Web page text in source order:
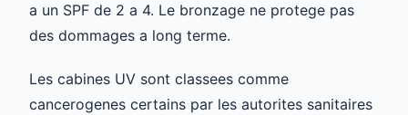
a un SPF de 2 a 4. Le bronzage ne protege pas
des dommages a long terme.
Les cabines UV sont classees comme
cancerogenes certains par les autorites sanitaires